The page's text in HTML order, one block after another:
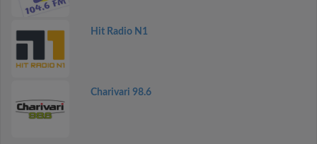
Hit Radio N1
Charivari 98.6